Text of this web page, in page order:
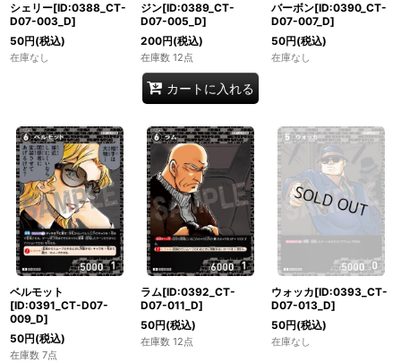
シェリー[ID:0388_CT-
D07-003_D]
50円(税込)
在庫なし
ジン[ID:0389_CT-
D07-005_D]
200円(税込)
在庫数 12点
カートに入れる
バーボン[ID:0390_CT-
D07-007_D]
50円(税込)
在庫なし
ベルモット
[ID:0391_CT-D07-
009_D]
50円(税込)
在庫数 7点
ラム[ID:0392_CT-
D07-011_D]
50円(税込)
在庫数 12点
ウォッカ[ID:0393_CT-
D07-013_D]
50円(税込)
在庫なし